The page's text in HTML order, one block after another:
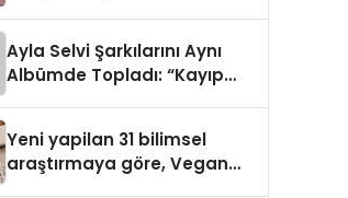
Ayla Selvi Şarkılarını Aynı
Albümde Topladı: “Kayıp
Yeni yapilan 31 bilimsel
araştırmaya göre, Vegan